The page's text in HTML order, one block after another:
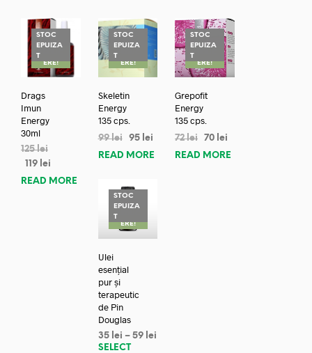
STOC
EPUIZA
TREDUC
ERE!
Drags
Imun
Energy
30ml
125lei
119 lei
READ MORE
STOC
EPUIZA
TREDUC
ERE!
Skeletin
Energy
135 cps.
99lei 95 lei
READ MORE
STOC
EPUIZA
TREDUC
ERE!
Grepofit
Energy
135 cps.
72lei 70 lei
READ MORE
STOC
EPUIZA
TREDUC
ERE!
Ulei
esențial
pur și
terapeutic
de Pin
Douglas
35 lei – 59 lei
SELECT